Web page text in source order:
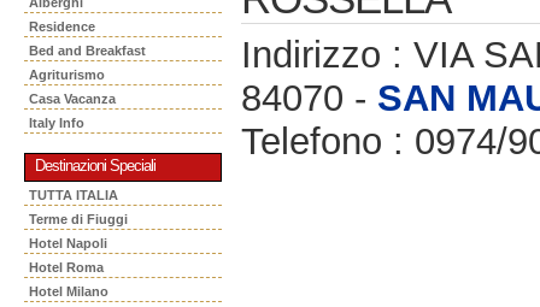
Residence
Bed and Breakfast
Agriturismo
Casa Vacanza
Italy Info
Destinazioni Speciali
TUTTA ITALIA
Terme di Fiuggi
Hotel Napoli
Hotel Roma
Hotel Milano
Indirizzo : VIA
84070 - SAN
Telefono : 0974/